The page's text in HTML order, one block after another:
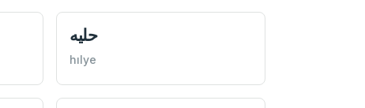
حليه
hılye